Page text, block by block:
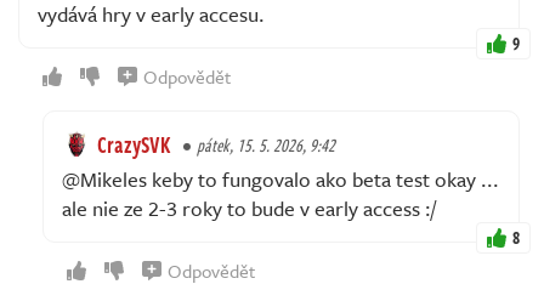
vydává hry v early accesu.
9
Odpovědět
CrazySVK pátek, 15. 5. 2026, 9:42
@Mikeles keby to fungovalo ako beta test okay ...
ale nie ze 2-3 roky to bude v early access :/
8
Odpovědět